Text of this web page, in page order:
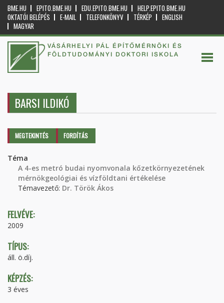
BME.HU EPITO.BME.HU EDU.EPITO.BME.HU
HELP.EPITO.BME.HU
OKTATÓI BELÉPÉS
E-MAIL TELEFONKÖNYV TÉRKÉP
ENGLISH
MAGYAR
VÁSÁRHELYI PÁL ÉPÍTŐMÉRNÖKI ÉS
FÖLDTUDOMÁNYI DOKTORI ISKOLA
BARSI ILDIKÓ
Elsődleges fülek
MEGTEKINTÉS (AKTÍVFORDÍTÁS
Téma
A 4-es metró budai nyomvonala kőzetkörnyezetének
mérnökgeológiai és vízföldtani értékelése
Témavezető: Dr. Török Ákos
FELVÉVE:
2009
TÍPUS:
áll. ö.díj.
KÉPZÉS:
3 éves